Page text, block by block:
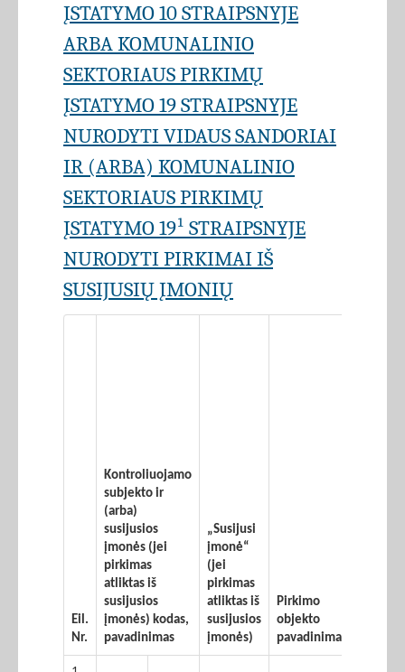
ĮSTATYMO 10 STRAIPSNYJE
ARBA KOMUNALINIO
SEKTORIAUS PIRKIMŲ
ĮSTATYMO 19 STRAIPSNYJE
NURODYTI VIDAUS SANDORIAI
IR (ARBA) KOMUNALINIO
SEKTORIAUS PIRKIMŲ
ĮSTATYMO 19¹ STRAIPSNYJE
NURODYTI PIRKIMAI IŠ
SUSIJUSIŲ ĮMONIŲ
Eil.
Nr.
Kontroliuojamo
subjekto ir
(arba)
susijusios
įmonės (jei
pirkimas
atliktas iš
susijusios
įmonės) kodas,
pavadinimas
„Susijusi
įmonė“
(jei
pirkimas
atliktas iš
susijusios
įmonės)
Pirkimo
objekto
pavadinimas